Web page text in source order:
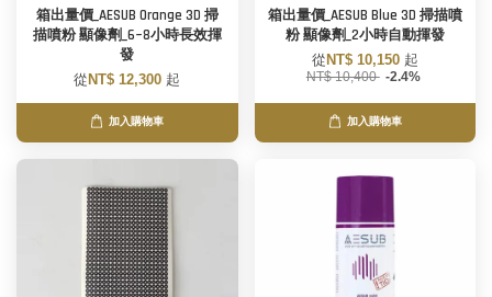
箱出量價_AESUB Orange 3D 掃
描噴粉 顯像劑_6~8小時長效揮
發
從NT$ 12,300 起
加入購物車
箱出量價_AESUB Blue 3D 掃描噴
粉 顯像劑_2小時自動揮發
從NT$ 10,150 起
NT$ 10,400 -2.4%
加入購物車